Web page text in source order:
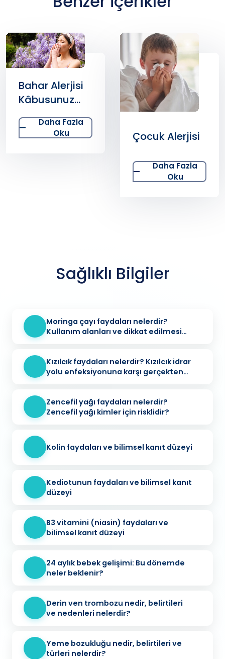
Bahar Alerjisi
Kâbusunuz
Olmasın
Daha Fazla
Oku
Çocuk Alerjisi
Daha Fazla
Oku
Sağlıklı Bilgiler
Moringa çayı faydaları nelerdir?
Kullanım alanları ve dikkat edilmesi
Kızılcık faydaları nelerdir? Kızılcık idrar
yolu enfeksiyonuna karşı gerçekten
Zencefil yağı faydaları nelerdir?
Zencefil yağı kimler için risklidir?
Kolin faydaları ve bilimsel kanıt düzeyi
Kediotunun faydaları ve bilimsel kanıt
düzeyi
B3 vitamini (niasin) faydaları ve
bilimsel kanıt düzeyi
24 aylık bebek gelişimi: Bu dönemde
neler beklenir?
Derin ven trombozu nedir, belirtileri
ve nedenleri nelerdir?
Yeme bozukluğu nedir, belirtileri ve
türleri nelerdir?